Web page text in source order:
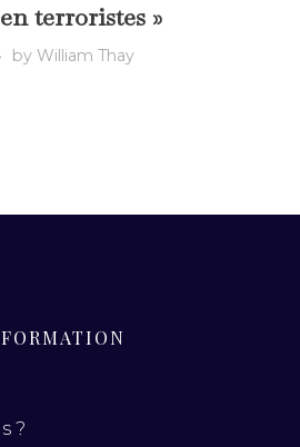
terroristes »
by William Thay
?